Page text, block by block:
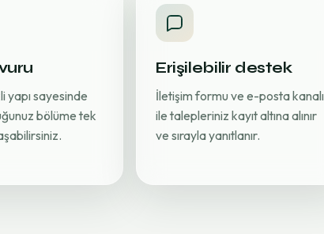
yapı sayesinde
bölüme tek
Erişilebilir destek
İletişim formu ve e-posta kanalı
ile talepleriniz kayıt altına alınır
ve sırayla yanıtlanır.